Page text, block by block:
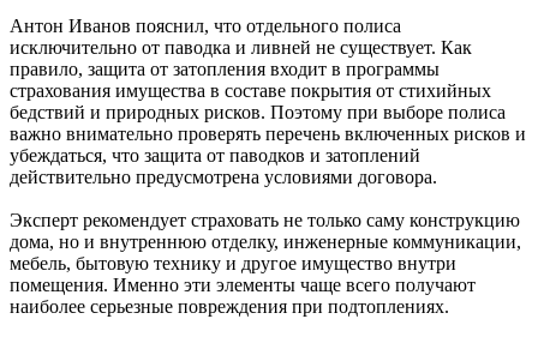
Антон Иванов пояснил, что отдельного полиса
исключительно от паводка и ливней не существует. Как
правило, защита от затопления входит в программы
страхования имущества в составе покрытия от стихийных
бедствий и природных рисков. Поэтому при выборе полиса
важно внимательно проверять перечень включенных рисков и
убеждаться, что защита от паводков и затоплений
действительно предусмотрена условиями договора.
Эксперт рекомендует страховать не только саму конструкцию
дома, но и внутреннюю отделку, инженерные коммуникации,
мебель, бытовую технику и другое имущество внутри
помещения. Именно эти элементы чаще всего получают
наиболее серьезные повреждения при подтоплениях.